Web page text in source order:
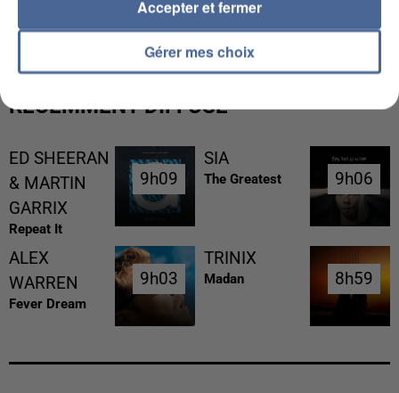
MAFIA INTERPELLÉ EN ALGÉRIE
RÉCEMMENT DIFFUSÉ
ED SHEERAN
& MARTIN
GARRIX
Repeat It
9h09
9h09
SIA
The Greatest 9h06
9h06
ALEX
WARREN
Fever Dream
9h03
9h03
TRINIX
Madan 8h59
8h59
Gérer mes choix
Accepter et fermer